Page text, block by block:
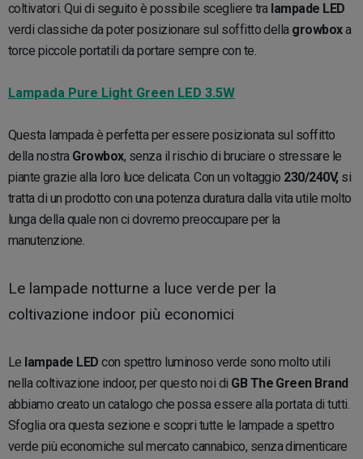
coltivatori. Qui di seguito è possibile scegliere tralampade LED
verdi classiche da poter posizionare sul soffitto della growboxa
torce piccole portatili da portare sempre con te.
Lampada Pure Light Green LED 3.5W
Questa lampada è perfetta per essere posizionata sul soffitto
della nostra Growbox, senza il rischio di bruciare o stressare le
piante grazie alla loro luce delicata. Con un voltaggio 230/240V,si
tratta di un prodotto con una potenza duratura dalla vita utile molto
lunga della quale non ci dovremo preoccupare per la
manutenzione.
Le lampade notturne a luce verde per la
coltivazione indoor più economici
Le lampade LED con spettro luminoso verde sono molto utili
nella coltivazione indoor, per questo noi di GB The Green Brand
abbiamo creato un catalogo che possa essere alla portata di tutti.
Sfoglia ora questa sezione e scopri tutte le lampade a spettro
verde più economiche sul mercato cannabico, senza dimenticare